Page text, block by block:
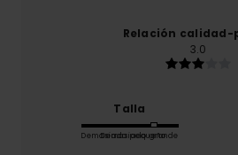
Relación calidad-
3.0
Talla
Demasiado pequeño
Demasiado grande